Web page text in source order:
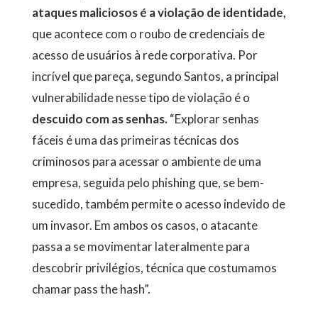
ataques maliciosos é a violação de identidade,
que acontece com o roubo de credenciais de
acesso de usuários à rede corporativa. Por
incrível que pareça, segundo Santos, a principal
vulnerabilidade nesse tipo de violação é o
descuido com as senhas.“Explorar senhas
fáceis é uma das primeiras técnicas dos
criminosos para acessar o ambiente de uma
empresa, seguida pelo phishing que, se bem-
sucedido, também permite o acesso indevido de
um invasor. Em ambos os casos, o atacante
passa a se movimentar lateralmente para
descobrir privilégios, técnica que costumamos
chamar pass the hash”.